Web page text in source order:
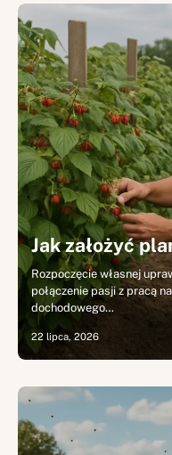
Jak założyć
Rozpoczęcie własnej
połączenie pasji z pracą
dochodowego…
22 lipca, 2026